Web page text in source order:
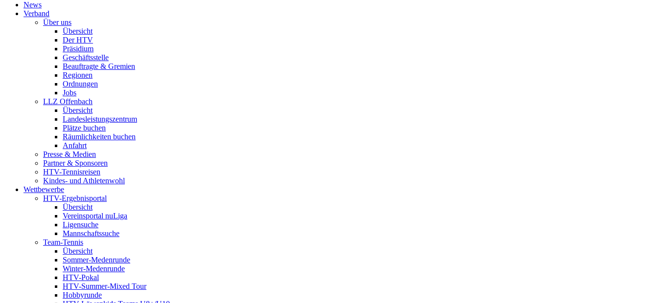
News
Verband
Über uns
Übersicht
Der HTV
Präsidium
Geschäftsstelle
Beauftragte & Gremien
Regionen
Ordnungen
Jobs
LLZ Offenbach
Übersicht
Landesleistungszentrum
Plätze buchen
Räumlichkeiten buchen
Anfahrt
Presse & Medien
Partner & Sponsoren
HTV-Tennisreisen
Kindes- und Athletenwohl
Wettbewerbe
HTV-Ergebnisportal
Übersicht
Vereinsportal nuLiga
Ligensuche
Mannschaftssuche
Team-Tennis
Übersicht
Sommer-Medenrunde
Winter-Medenrunde
HTV-Pokal
HTV-Summer-Mixed Tour
Hobbyrunde